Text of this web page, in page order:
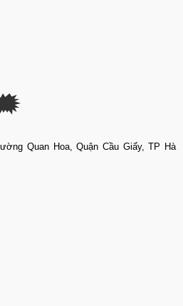
Quan Hoa, Quận Cầu Giấy, TP Hà